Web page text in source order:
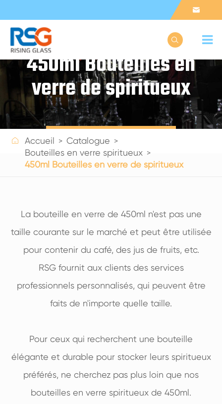


450ml Bouteilles en
verre de spiritueux
Get a Quote
 Accueil
Catalogue
Bouteilles en verre spiritueux
450ml Bouteilles en verre de spiritueux
La bouteille en verre de 450ml n'est pas une
taille courante sur le marché et peut être utilisée
pour contenir du café, des jus de fruits, etc.
RSG fournit aux clients des services
professionnels personnalisés, qui peuvent être
faits de n'importe quelle taille.
Pour ceux qui recherchent une bouteille
élégante et durable pour stocker leurs spiritueux
préférés, ne cherchez pas plus loin que nos
bouteilles en verre spiritueux de 450ml.